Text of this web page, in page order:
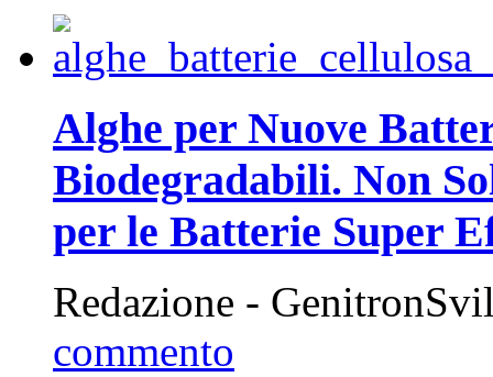
Alghe per Nuove
Biodegradabili. Non
per le Batterie Super
Redazione -
commento